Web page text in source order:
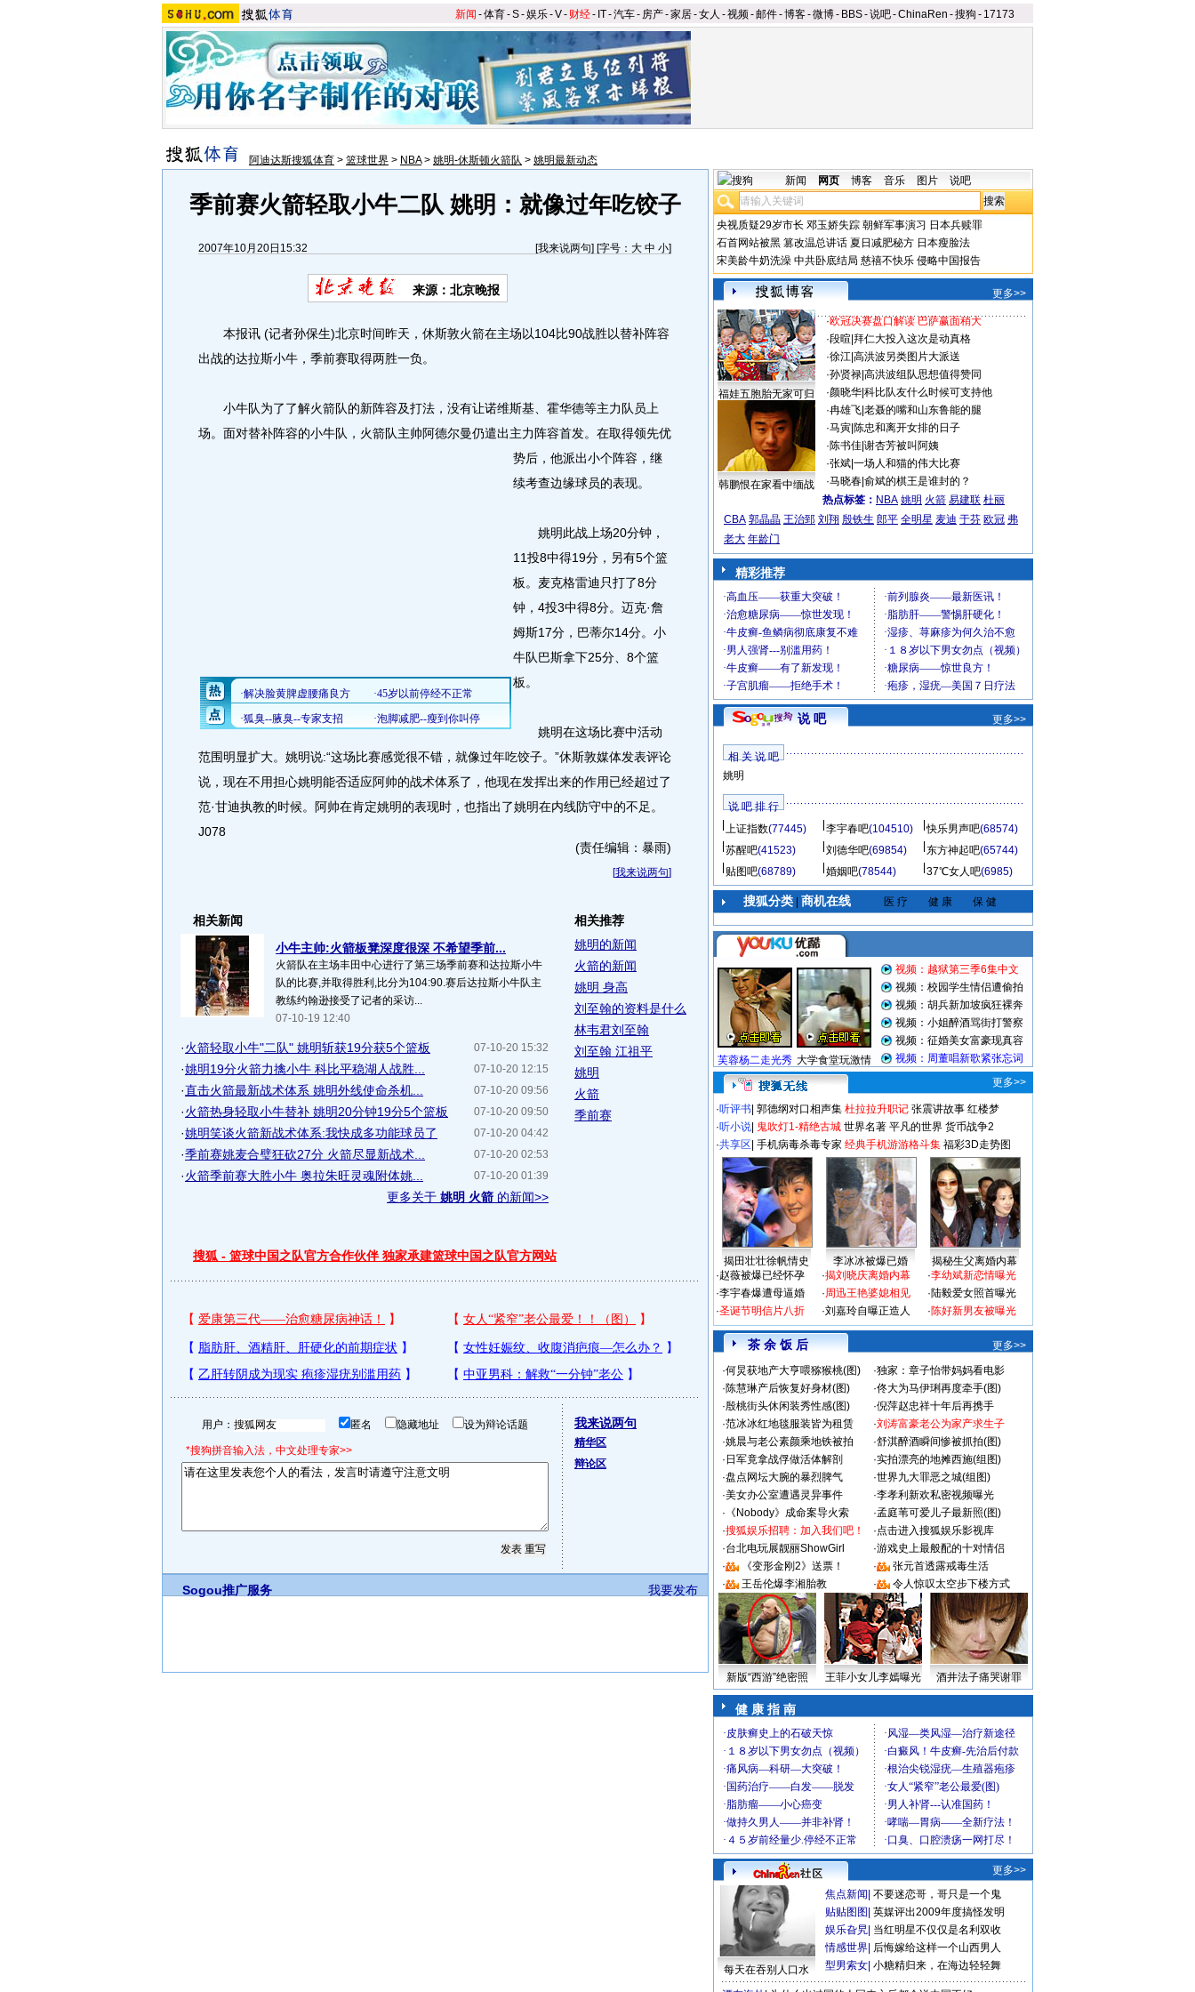
新闻 -体育-S-娱乐-V- 财经- IT-汽车- 房产-家居-女人 -视频-邮件-博客-微博- BBS-说吧-ChinaRen -搜狗 - 17173
阿迪达斯搜狐体育 > 篮球世界 > NBA> 姚明-休斯顿火箭队 > 姚明最新动态
季前赛火箭轻取小牛二队 姚明：就像过年吃饺子
2007年10月20日15:32 [我来说两句] [字号： 大 中 小]
来源：北京晚报
本报讯 (记者孙保生)北京时间昨天，休斯敦火箭在主场以104比90战胜以替补阵容
出战的达拉斯小牛，季前赛取得两胜一负。
小牛队为了了解火箭队的新阵容及打法，没有让诺维斯基、霍华德等主力队员上
场。面对替补阵容的小牛队，火箭队主帅阿德尔曼仍遣出主力阵容首发。 在取得领先优
势后，他派出小个阵容，继
续考查边缘球员的表现。
姚明此战上场20分钟，
11投8中得19分，另有5个篮
板。麦克格雷迪只打了8分
钟，4投3中得8分。迈克·詹
姆斯17分，巴蒂尔14分。小
牛队巴斯拿下25分、8个篮
板。
姚明在这场比赛中活动
范围明显扩大。姚明说:“这场比赛感觉很不错，就像过年吃饺子。”休斯敦媒体发表评论
说，现在不用担心姚明能否适应阿帅的战术体系了，他现在发挥出来的作用已经超过了
范·甘迪执教的时候。阿帅在肯定姚明的表现时，也指出了姚明在内线防守中的不足。
J078
(责任编辑：暴雨)
[我来说两句]
相关新闻
小牛主帅:火箭板凳深度很深 不希望季前...
火箭队在主场丰田中心进行了第三场季前赛和达拉斯小牛
队的比赛,并取得胜利,比分为104:90.赛后达拉斯小牛队主
教练约翰逊接受了记者的采访...
07-10-19 12:40
07-10-20 15:32
·火箭轻取小牛"二队" 姚明斩获19分获5个篮板
07-10-20 12:15
·姚明19分火箭力擒小牛 科比平稳湖人战胜...
07-10-20 09:56
·直击火箭最新战术体系 姚明外线使命杀机...
07-10-20 09:50
·火箭热身轻取小牛替补 姚明20分钟19分5个篮板
07-10-20 04:42
·姚明笑谈火箭新战术体系:我快成多功能球员了
07-10-20 02:53
·季前赛姚麦合璧狂砍27分 火箭尽显新战术...
07-10-20 01:39
·火箭季前赛大胜小牛 奥拉朱旺灵魂附体姚...
更多关于 姚明 火箭 的新闻>>
相关推荐
姚明的新闻
火箭的新闻
姚明 身高
刘至翰的资料是什么
林韦君刘至翰
刘至翰 江祖平
姚明
火箭
季前赛
搜狐 - 篮球中国之队官方合作伙伴 独家承建篮球中国之队官方网站
用户： 匿名 隐藏地址 设为辩论话题
*搜狗拼音输入法，中文处理专家>>
我来说两句
精华区
辩论区
我要发布
Sogou推广服务
新闻 网页 博客 音乐 图片 说吧
央视质疑29岁市长 邓玉娇失踪 朝鲜军事演习 日本兵赎罪
石首网站被黑 篡改温总讲话 夏日减肥秘方 日本瘦脸法
宋美龄牛奶洗澡 中共卧底结局 慈禧不快乐 侵略中国报告
更多>>
福娃五胞胎无家可归
韩鹏恨在家看中缅战
·欧冠决赛盘口解读 巴萨赢面稍大
·段暄 拜仁大投入这次是动真格
·徐江| 高洪波另类图片大派送
·孙贤禄| 高洪波组队思想值得赞同
·颜晓华| 科比队友什么时候可支持他
·冉雄飞| 老聂的嘴和山东鲁能的腿
·马寅| 陈忠和离开女排的日子
·陈书佳| 谢杏芳被叫阿姨
·张斌| 一场人和猫的伟大比赛
·马晓春| 俞斌的棋王是谁封的？
热点标签： NBA 姚明 火箭 易建联 杜丽
CBA 郭晶晶 王治郅 刘翔 殷铁生 郎平 全明星 麦迪 于芬 欧冠 弗
老大 年龄门
精彩推荐
说 吧 更多>>
相 关 说 吧
姚明
说 吧 排 行
上证指数(77445) 李宇春吧(104510) 快乐男声吧(68574)
苏醒吧(41523) 刘德华吧(69854) 东方神起吧(65744)
贴图吧(68789) 婚姻吧(78544) 37℃女人吧(6985)
搜狐分类| 商机在线 医 疗 健 康 保 健
芙蓉杨二走光秀 大学食堂玩激情
视频：越狱第三季6集中文
视频：校园学生情侣遭偷拍
视频：胡兵新加坡疯狂裸奔
视频：小姐醉酒骂街打警察
视频：征婚美女富豪现真容
视频：周董唱新歌紧张忘词
更多>>
·听评书 郭德纲对口相声集 杜拉拉升职记 张震讲故事 红楼梦
·听小说 鬼吹灯1-精绝古城 世界名著 平凡的世界 货币战争2
·共享区 手机病毒杀毒专家 经典手机游游格斗集 福彩3D走势图
揭田壮壮徐帆情史 李冰冰被爆已婚
揭秘生父离婚内幕
·赵薇被爆已经怀孕
·李宇春爆遭母逼婚
·圣诞节明信片八折
·揭刘晓庆离婚内幕
·周迅王艳婆媳相见
·刘嘉玲自曝正造人
·李幼斌新恋情曝光
·陆毅爱女照首曝光
·陈好新男友被曝光
茶 余 饭 后
更多>>
·何炅获地产大亨喂猕猴桃(图) ·独家：章子怡带妈妈看电影
·陈慧琳产后恢复好身材(图) ·佟大为马伊琍再度牵手(图)
·殷桃街头休闲装秀性感(图) ·倪萍赵忠祥十年后再携手
·范冰冰红地毯服装皆为租赁 ·刘涛富豪老公为家产求生子
·姚晨与老公素颜乘地铁被拍 ·舒淇醉酒瞬间惨被抓拍(图)
· 日军竟拿战俘做活体解剖 ·实拍漂亮的地摊西施(组图)
·盘点网坛大腕的暴烈脾气 ·世界九大罪恶之城(组图)
·美女办公室遭遇灵异事件 ·李孝利新欢私密视频曝光
· 《Nobody》成命案导火索 ·孟庭苇可爱儿子最新照(图)
·搜狐娱乐招聘：加入我们吧！ ·点击进入搜狐娱乐影视库
·台北电玩展靓丽ShowGirl ·游戏史上最般配的十对情侣
·
《变形金刚2》送票！ ·
张元首透露戒毒生活
·
王岳伦爆李湘胎教 · 令人惊叹太空步下楼方式
新版“西游”绝密照 王菲小女儿李嫣曝光 酒井法子痛哭谢罪
健 康 指 南
更多>>
每天在吞别人口水
焦点新闻 不要迷恋哥，哥只是一个鬼
贴贴图图 英媒评出2009年度搞怪发明
娱乐旮旯 当红明星不仅仅是名利双收
情感世界 后悔嫁给这样一个山西男人
型男索女 小糖精归来，在海边轻轻舞